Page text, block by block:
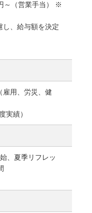
～（営業手当） ※
し、給与額を決定
雇用、労災、健
実績）
、夏季リフレッ